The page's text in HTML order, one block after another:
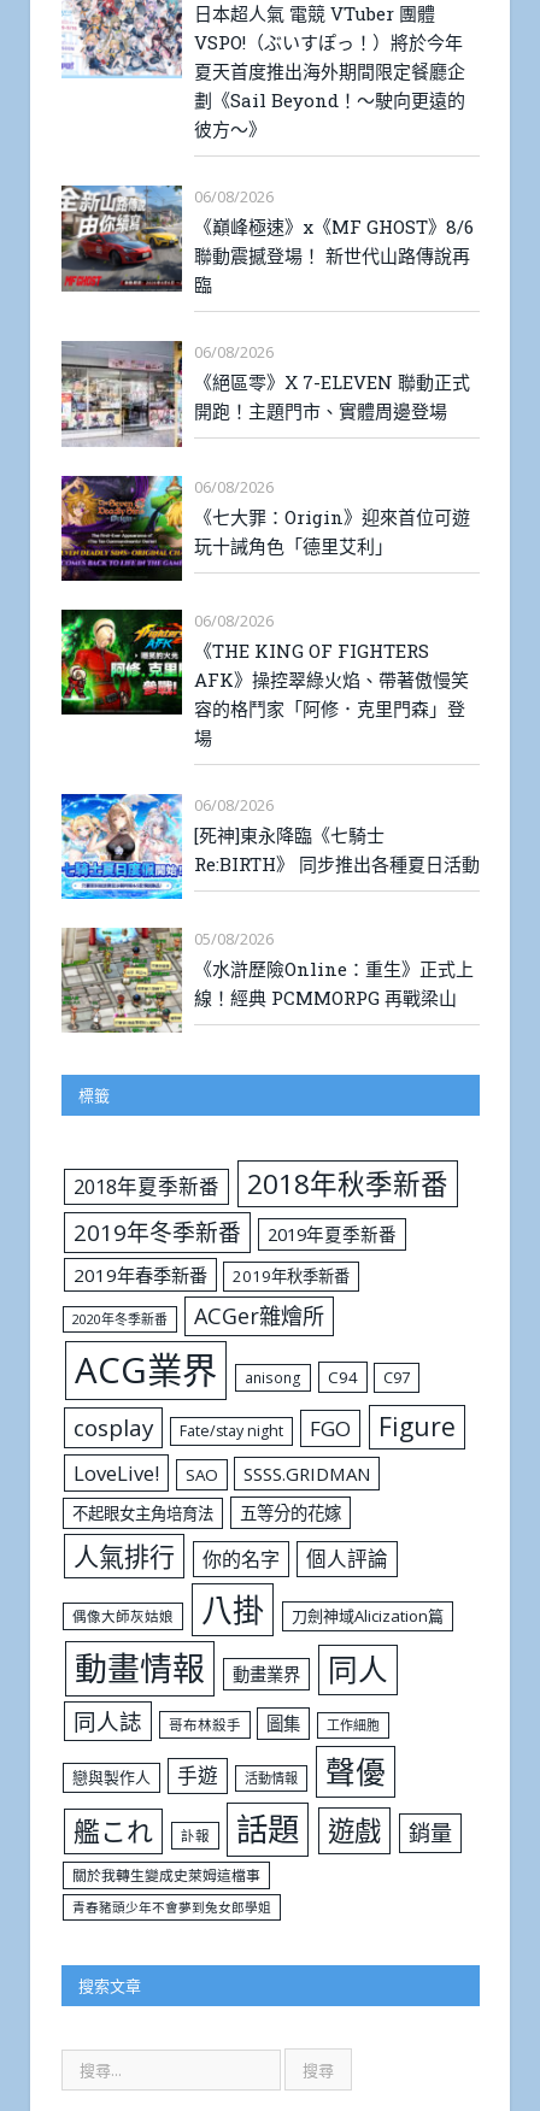
日本超人氣 電競 VTuber 團體
VSPO!（ぶいすぽっ！）將於今年
夏天首度推出海外期間限定餐廳企
劃《Sail Beyond！～駛向更遠的
彼方～》
06/08/2026
《巔峰極速》x《MF GHOST》8/6
聯動震撼登場！ 新世代山路傳說再
臨
06/08/2026
《絕區零》X 7-ELEVEN 聯動正式
開跑！主題門市、實體周邊登場
06/08/2026
《七大罪：Origin》迎來首位可遊
玩十誡角色「德里艾利」
06/08/2026
《THE KING OF FIGHTERS
AFK》操控翠綠火焰、帶著傲慢笑
容的格鬥家「阿修．克里門森」登
場
06/08/2026
[死神]東永降臨《七騎士
Re:BIRTH》 同步推出各種夏日活動
05/08/2026
《水滸歷險Online：重生》正式上
線！經典 PCMMORPG 再戰梁山
標籤
2018年夏季新番 2018年秋季新番
2019年冬季新番
2019年夏季新番
2019年春季新番
2019年秋季新番
2020年冬季新番 ACGer雜燴所
ACG業界 anisong C94 C97
cosplay Fate/stay night FGO Figure
LoveLive! SAO SSSS.GRIDMAN
不起眼女主角培育法 五等分的花嫁
人氣排行 你的名字 個人評論
偶像大師灰姑娘 八掛 刀劍神域Alicization篇
動畫情報 動畫業界 同人
同人誌 哥布林殺手 圖集 工作細胞
戀與製作人 手遊 活動情報 聲優
艦これ 訃報 話題 遊戲 銷量
關於我轉生變成史萊姆這檔事
青春豬頭少年不會夢到兔女郎學姐
搜索文章